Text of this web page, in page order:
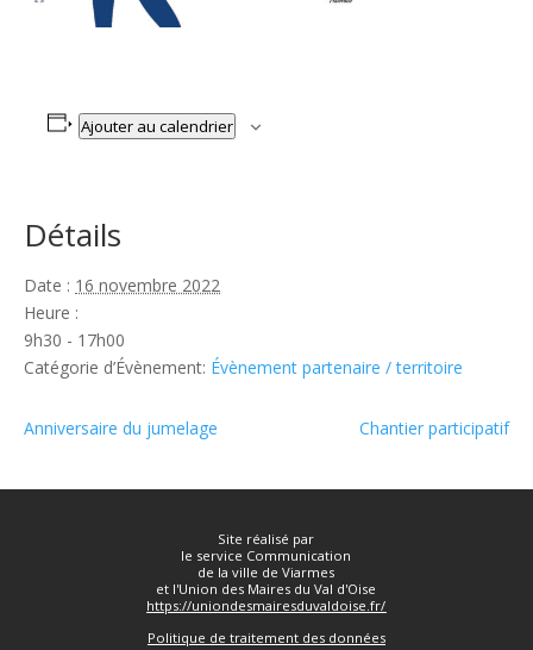
Ajouter au calendrier
Détails
Date : 16 novembre 2022
Heure :
9h30 - 17h00
Catégorie d’Évènement: Évènement partenaire / territoire
Anniversaire du jumelage Chantier participatif
Site réalisé par
le service Communication
de la ville de Viarmes
et l'Union des Maires du Val d'Oise
https://uniondesmairesduvaldoise.fr/
Politique de traitement des données